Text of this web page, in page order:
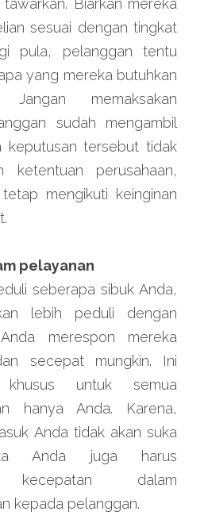
Biarkan mereka
sesuai dengan tingkat
pula, pelanggan tentu
yang mereka butuhkan
memaksakan
sudah mengambil
keputusan tersebut tidak
perusahaan,
mengikuti keinginan
pelayanan
seberapa sibuk Anda,
lebih peduli dengan
merespon mereka
secepat mungkin. Ini
untuk semua
hanya Anda. Karena,
Anda tidak akan suka
Anda juga harus
kecepatan dalam
kepada pelanggan.